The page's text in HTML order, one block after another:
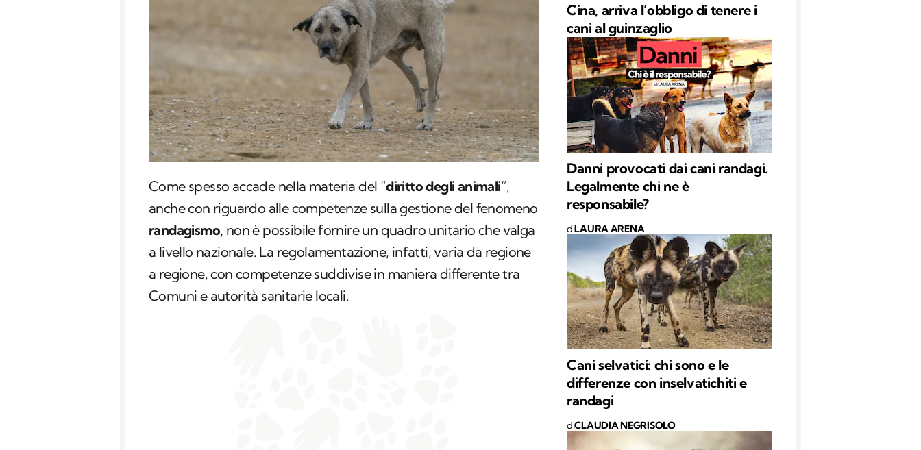
Come spesso accade nella materia del “diritto degli animali”,
anche con riguardo alle competenze sulla gestione del fenomeno
randagismo, non è possibile fornire un quadro unitario che valga
a livello nazionale. La regolamentazione, infatti, varia da regione
a regione, con competenze suddivise in maniera differente tra
Comuni e autorità sanitarie locali.
Cina, arriva l’obbligo di tenere i
cani al guinzaglio
Danni provocati dai cani randagi.
Legalmente chi ne è
responsabile?
diLAURA ARENA
Cani selvatici: chi sono e le
differenze con inselvatichiti e
randagi
diCLAUDIA NEGRISOLO